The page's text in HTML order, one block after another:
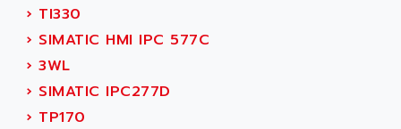
AEROBAR
AEROSEC INDUSTRIE
AEROTECH
AES
AESYS
› TI330
› SIMATIC HMI IPC 577C
› 3WL
› SIMATIC IPC277D
› TP170